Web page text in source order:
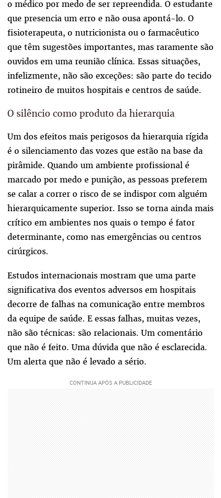
o médico por medo de ser repreendida. O estudante
que presencia um erro e não ousa apontá-lo. O
fisioterapeuta, o nutricionista ou o farmacêutico
que têm sugestões importantes, mas raramente são
ouvidos em uma reunião clínica. Essas situações,
infelizmente, não são exceções: são parte do tecido
rotineiro de muitos hospitais e centros de saúde.
O silêncio como produto da hierarquia
Um dos efeitos mais perigosos da hierarquia rígida
é o silenciamento das vozes que estão na base da
pirâmide. Quando um ambiente profissional é
marcado por medo e punição, as pessoas preferem
se calar a correr o risco de se indispor com alguém
hierarquicamente superior. Isso se torna ainda mais
crítico em ambientes nos quais o tempo é fator
determinante, como nas emergências ou centros
cirúrgicos.
Estudos internacionais mostram que uma parte
significativa dos eventos adversos em hospitais
decorre de falhas na comunicação entre membros
da equipe de saúde. E essas falhas, muitas vezes,
não são técnicas: são relacionais. Um comentário
que não é feito. Uma dúvida que não é esclarecida.
Um alerta que não é levado a sério.